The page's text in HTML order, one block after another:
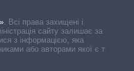
Всі права захищені і
сайту залишає за
з інформацією, яка
або авторами якої є треті